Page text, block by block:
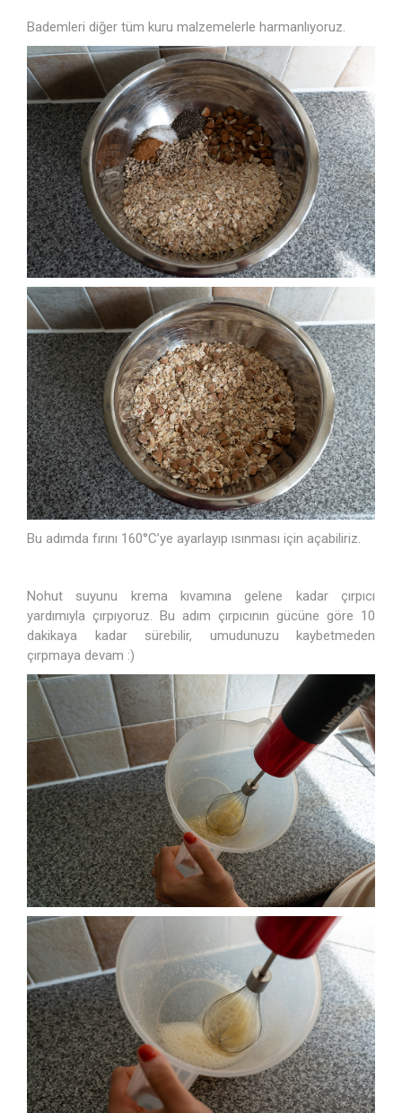
Bademleri diğer tüm kuru malzemelerle harmanlıyoruz.
Bu adımda fırını 160°C’ye ayarlayıp ısınması için açabiliriz.
Nohut suyunu krema kıvamına gelene kadar çırpıcı
yardımıyla çırpıyoruz. Bu adım çırpıcının gücüne göre 10
dakikaya kadar sürebilir, umudunuzu kaybetmeden
çırpmaya devam :)